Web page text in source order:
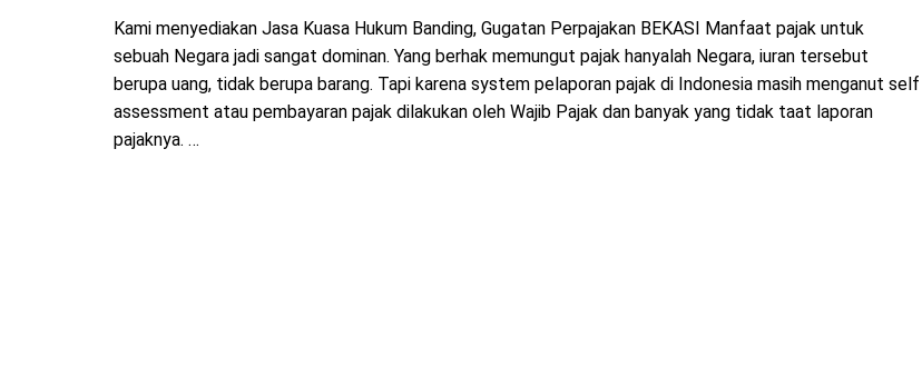
Kami menyediakan Jasa Kuasa Hukum Banding, Gugatan Perpajakan BEKASI Manfaat pajak untuk
sebuah Negara jadi sangat dominan. Yang berhak memungut pajak hanyalah Negara, iuran tersebut
berupa uang, tidak berupa barang. Tapi karena system pelaporan pajak di Indonesia masih menganut self
assessment atau pembayaran pajak dilakukan oleh Wajib Pajak dan banyak yang tidak taat laporan
pajaknya. …